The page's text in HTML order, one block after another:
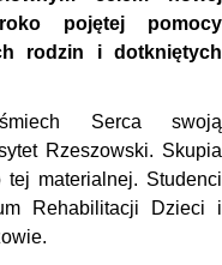
pojętej pomocy
rodzin i dotkniętych
Serca swoją
Rzeszowski. Skupia
materialnej. Studenci
Rehabilitacji Dzieci i